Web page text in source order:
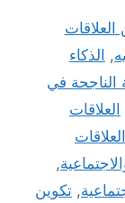
العلاقات
, الذكاء
في
العلاقات
العلاقات
,
, تكوين